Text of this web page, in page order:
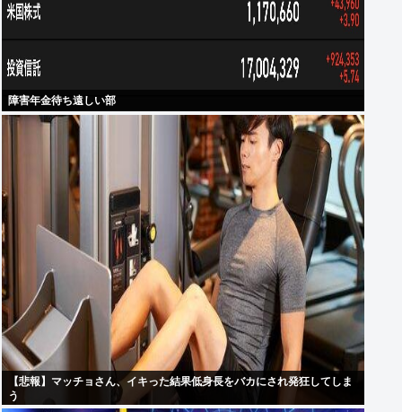
障害年金待ち遠しい部
【悲報】マッチョさん、イキった結果低身長をバカにされ発狂してしま
う